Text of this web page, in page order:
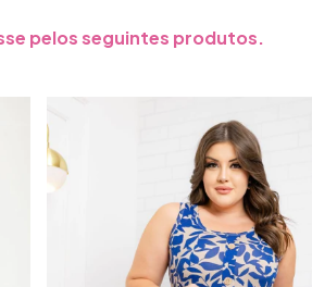
pelos seguintes produtos.